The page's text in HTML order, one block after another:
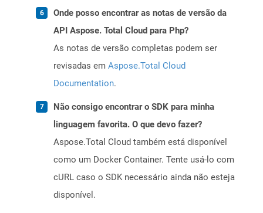
Onde posso encontrar as notas de versão da
API Aspose. Total Cloud para Php?
As notas de versão completas podem ser
revisadas em Aspose.Total Cloud
Documentation.
Não consigo encontrar o SDK para minha
linguagem favorita. O que devo fazer?
Aspose.Total Cloud também está disponível
como um Docker Container. Tente usá-lo com
cURL caso o SDK necessário ainda não esteja
disponível.